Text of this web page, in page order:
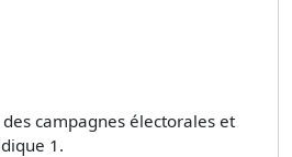
campagnes électorales et
1.